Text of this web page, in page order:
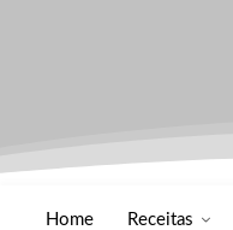
Home Receitas